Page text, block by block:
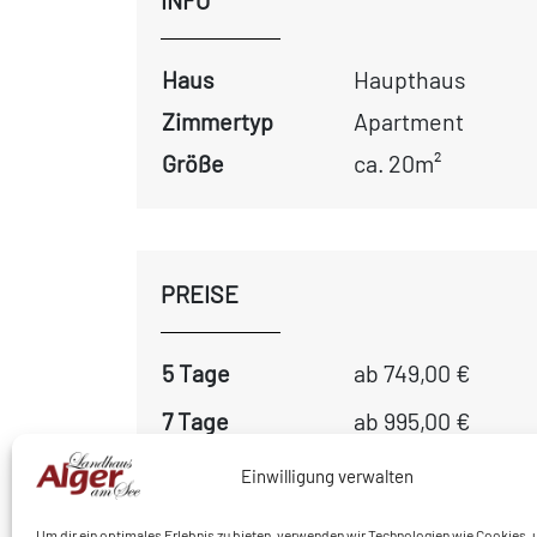
Einwilligung verwalten
Haus
Haupthaus
Zimmertyp
Apartment
Größe
ca. 20m²
PREISE
5 Tage
ab 749,00 €
7 Tage
ab 995,00 €
ab 1370,00 €
Zuschlag Basenfasten